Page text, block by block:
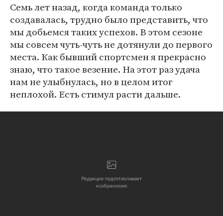
Семь лет назад, когда команда только
создавалась, трудно было представить, что
мы добьемся таких успехов. В этом сезоне
мы совсем чуть-чуть не дотянули до первого
места. Как бывший спортсмен я прекрасно
знаю, что такое везение. На этот раз удача
нам не улыбнулась, но в целом итог
неплохой. Есть стимул расти дальше.